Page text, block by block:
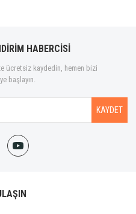
HABERCİSİ
ücretsiz kaydedin, hemen bizi
başlayın.
KAYDET